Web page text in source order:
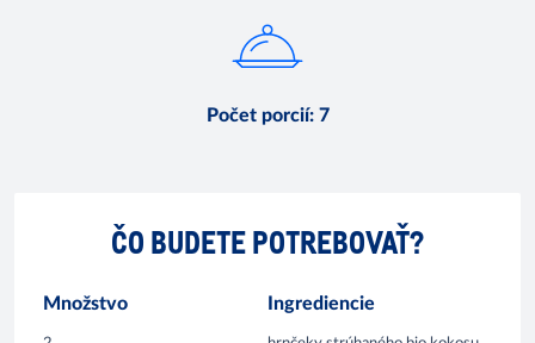
Počet porcií: 7
ČO BUDETE POTREBOVAŤ?
Množstvo Ingrediencie